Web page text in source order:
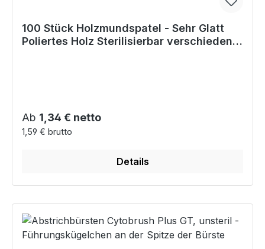
100 Stück Holzmundspatel - Sehr Glatt
Poliertes Holz Sterilisierbar verschiedene
Regulärer Preis:
Ab 1,34 € netto
1,59 € brutto
Details